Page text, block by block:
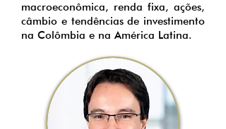
macroeconômica, renda fixa, ações,
câmbio e tendências de investimento
na Colômbia e na América Latina.